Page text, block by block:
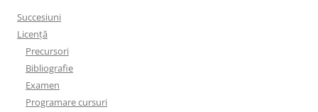
Succesiuni
Licență
Precursori
Bibliografie
Examen
Programare cursuri